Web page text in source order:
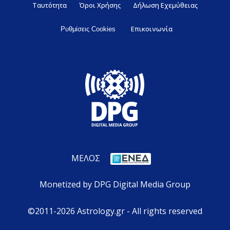
Ταυτότητα Όροι Χρήσης Δήλωση Εχεμύθειας
Ρυθμίσεις Cookies Επικοινωνία
ΜΕΛΟΣ
Monetized by DPG Digital Media Group
©2011-2026 Astrology.gr - All rights reserved